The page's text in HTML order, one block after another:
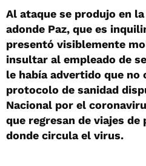
Al ataque se produjo en
adonde Paz, que es
presentó visiblemente
insultar al empleado de
le había advertido que no
protocolo de sanidad
Nacional por el
que regresan de viajes
donde circula el virus.